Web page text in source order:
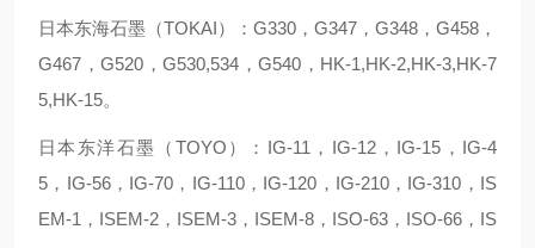
日本东海石墨（TOKAI）：G330，G347，G348，G458，
G467，G520，G530,534，G540，HK-1,HK-2,HK-3,HK-7
5,HK-15。
日本东洋石墨（TOYO）：IG-11，IG-12，IG-15，IG-4
5，IG-56，IG-70，IG-110，IG-120，IG-210，IG-310，IS
EM-1，ISEM-2，ISEM-3，ISEM-8，ISO-63，ISO-66，IS